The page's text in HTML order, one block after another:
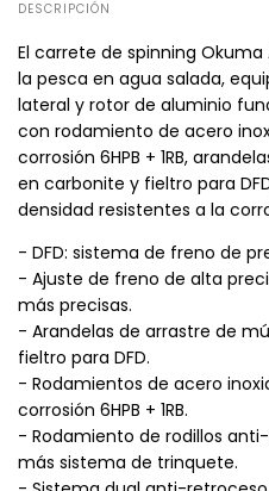
DESCRIPCIÓN
El carrete de spinning
la pesca en agua salada,
lateral y rotor de aluminio
con rodamiento de acero
corrosión 6HPB + 1RB,
en carbonite y fieltro para
densidad resistentes a la
- DFD: sistema de freno de
- Ajuste de freno de alta
más precisas.
- Arandelas de arrastre de
fieltro para DFD.
- Rodamientos de acero
corrosión 6HPB + 1RB.
- Rodamiento de rodillos
más sistema de trinquete.